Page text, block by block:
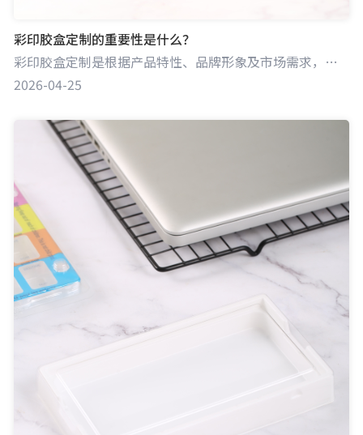
彩印胶盒定制的重要性是什么？
彩印胶盒定制是根据产品特性、品牌形象及市场需求，对胶盒进行彩色印刷定制。在当下竞争激烈的商业环境中，产品包装不仅是保护产品的容器，更是品牌宣传与营销的关键一环。彩印胶盒定制能满足企业差异化竞争需求，通过独特设计和多彩印刷吸引消费者目光。
2026-04-25